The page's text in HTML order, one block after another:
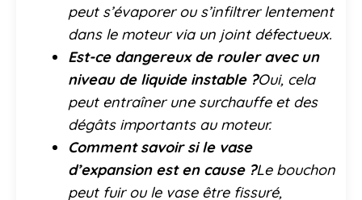
peut s’évaporer ou s’infiltrer lentement
dans le moteur via un joint défectueux.
Est-ce dangereux de rouler avec un
niveau de liquide instable ?Oui, cela
peut entraîner une surchauffe et des
dégâts importants au moteur.
Comment savoir si le vase
d’expansion est en cause ?Le bouchon
peut fuir ou le vase être fissuré,